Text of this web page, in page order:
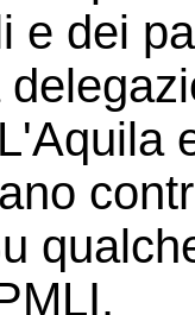
e dei